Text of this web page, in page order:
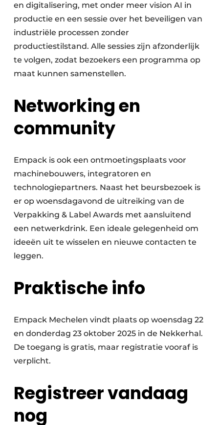
en digitalisering, met onder meer vision AI in
productie en een sessie over het beveiligen van
industriële processen zonder
productiestilstand. Alle sessies zijn afzonderlijk
te volgen, zodat bezoekers een programma op
maat kunnen samenstellen.
Networking en
community
Empack is ook een ontmoetingsplaats voor
machinebouwers, integratoren en
technologiepartners. Naast het beursbezoek is
er op woensdagavond de uitreiking van de
Verpakking & Label Awards met aansluitend
een netwerkdrink. Een ideale gelegenheid om
ideeën uit te wisselen en nieuwe contacten te
leggen.
Praktische info
Empack Mechelen vindt plaats op woensdag 22
en donderdag 23 oktober 2025 in de Nekkerhal.
De toegang is gratis, maar registratie vooraf is
verplicht.
Registreer vandaag
nog